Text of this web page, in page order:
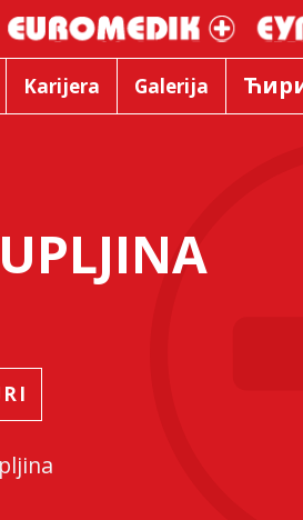
Karijera Galerija